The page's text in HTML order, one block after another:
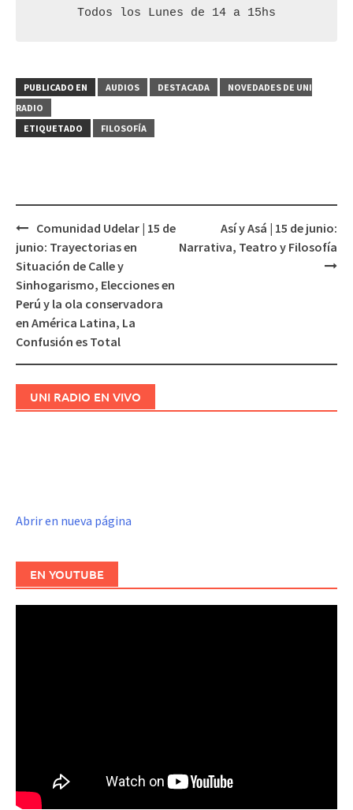
Todos los Lunes de 14 a 15hs
PUBLICADO EN AUDIOS DESTACADA
NOVEDADES DE UNI
RADIO
ETIQUETADO
FILOSOFÍA
Navegación
de
entradas
Comunidad Udelar | 15 de
junio: Trayectorias en
Situación de Calle y
Sinhogarismo, Elecciones en
Perú y la ola conservadora
en América Latina, La
Confusión es Total
Así y Asá | 15 de junio:
Narrativa, Teatro y Filosofía
UNI RADIO EN VIVO
Abrir en nueva página
EN YOUTUBE